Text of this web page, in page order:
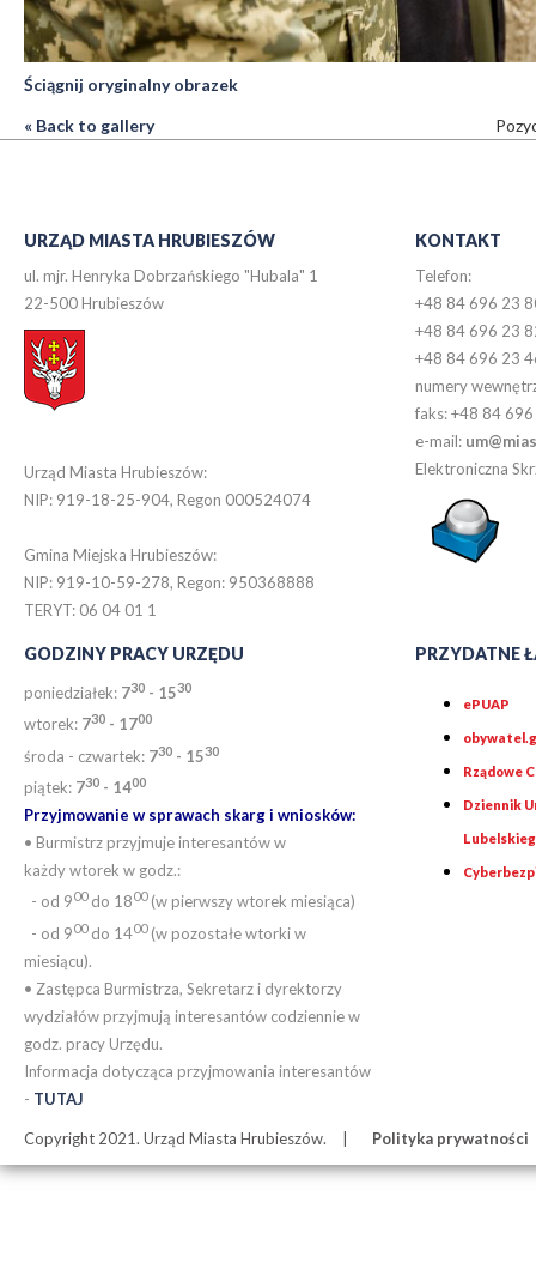
Ściągnij oryginalny obrazek
« Back to gallery
URZĄD MIASTA HRUBIESZÓW
ul. mjr. Henryka Dobrzańskiego "Hubala" 1
22-500 Hrubieszów
Urząd Miasta Hrubieszów:
NIP: 919-18-25-904, Regon 000524074
Gmina Miejska Hrubieszów:
NIP: 919-10-59-278, Regon: 950368888
TERYT: 06 04 01 1
KONTAKT
Telefon:
+48 84 696 23
+48 84 696 23
+48 84 696 23
numery
faks: +48 84
e-mail:
Elektroniczna
GODZINY PRACY URZĘDU
poniedziałek: 730 - 1530
wtorek: 730 - 1700
środa - czwartek: 730 - 1530
piątek: 730 - 1400
Przyjmowanie w sprawach skarg i wniosków:
• Burmistrz przyjmuje interesantów w
każdy wtorek w godz.:
- od 900do 1800(w pierwszy wtorek miesiąca)
- od 900do 1400(w pozostałe wtorki w
miesiącu).
• Zastępca Burmistrza, Sekretarz i dyrektorzy
wydziałów przyjmują interesantów codziennie w
godz. pracy Urzędu.
Informacja dotycząca przyjmowania interesantów
- TUTAJ
PRZYDATNE
ePUAP
Rządowe
Dziennik
Copyright 2021. Urząd Miasta Hrubieszów. Polityka prywatności